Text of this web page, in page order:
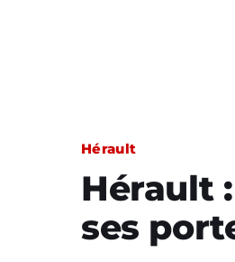
Hérault
Hérault
ses